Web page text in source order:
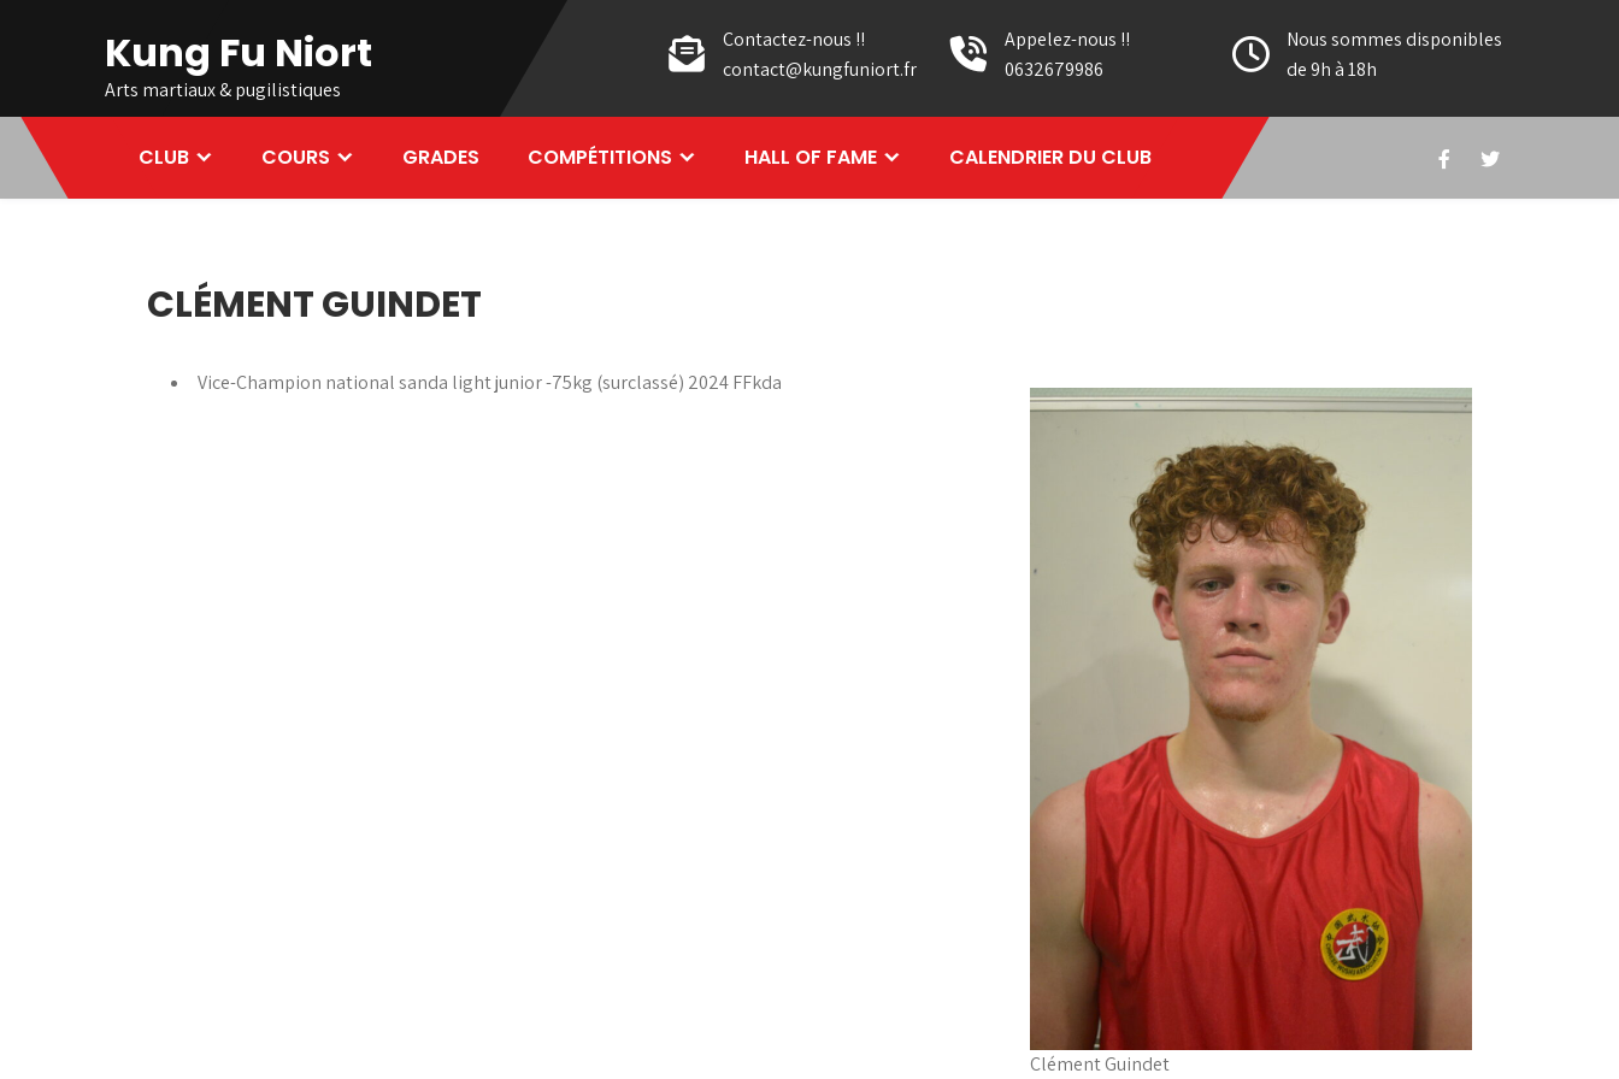
Kung Fu Niort
Arts martiaux & pugilistiques
Contactez-nous !!
contact@kungfuniort.fr
Appelez-nous !!
0632679986
Nous sommes disponibles
de 9h à 18h
CLUB COURS GRADES COMPÉTITIONS HALL OF FAME CALENDRIER DU CLUB
CLÉMENT GUINDET
Vice-Champion national sanda light junior -75kg (surclassé) 2024 FFkda
Clément Guindet